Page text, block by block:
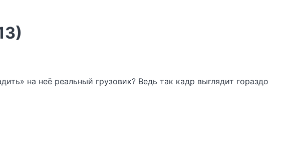
на неё реальный грузовик? Ведь так кадр выглядит гораздо